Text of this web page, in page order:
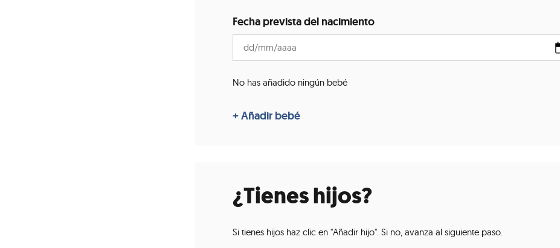
Fecha prevista del nacimiento
No has añadido ningún bebé
¿Tienes hijos?
Si tienes hijos haz clic en "Añadir hijo". Si no, avanza al siguiente paso.